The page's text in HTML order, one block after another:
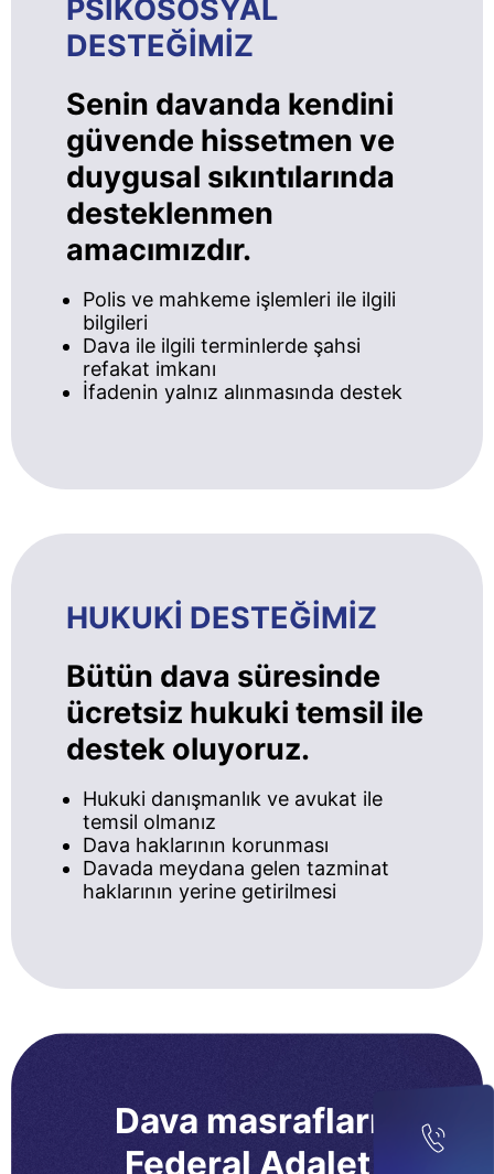
PSİKOSOSYAL
DESTEĞİMİZ
Senin davanda kendini
güvende hissetmen ve
duygusal sıkıntılarında
desteklenmen
amacımızdır.
Polis ve mahkeme işlemleri ile ilgili
bilgileri
Dava ile ilgili terminlerde şahsi
refakat imkanı
İfadenin yalnız alınmasında destek
HUKUKİ DESTEĞİMİZ
Bütün dava süresinde
ücretsiz hukuki temsil ile
destek oluyoruz.
Hukuki danışmanlık ve avukat ile
temsil olmanız
Dava haklarının korunması
Davada meydana gelen tazminat
haklarının yerine getirilmesi
Dava masrafları
Federal Adalet